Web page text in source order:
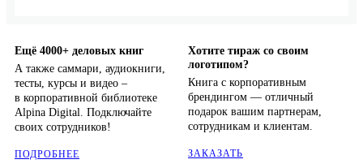
Ещё 4000+ деловых книг
А также саммари, аудиокниги,
тесты, курсы и видео –
в корпоративной библиотеке
Alpina Digital. Подключайте
своих сотрудников!
ПОДРОБНЕЕ
Хотите тираж со своим
логотипом?
Книга с корпоративным
брендингом — отличный
подарок вашим партнерам,
сотрудникам и клиентам.
ЗАКАЗАТЬ